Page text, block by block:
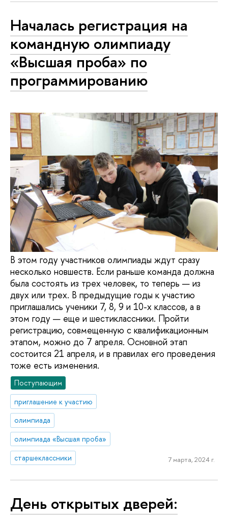
Началась регистрация на
командную олимпиаду
«Высшая проба» по
программированию
В этом году участников олимпиады ждут сразу
несколько новшеств. Если раньше команда должна
была состоять из трех человек, то теперь — из
двух или трех. В предыдущие годы к участию
приглашались ученики 7, 8, 9 и 10-х классов, а в
этом году — еще и шестиклассники. Пройти
регистрацию, совмещенную с квалификационным
этапом, можно до 7 апреля. Основной этап
состоится 21 апреля, и в правилах его проведения
тоже есть изменения.
Поступающим
приглашение к участию
олимпиада
олимпиада «Высшая проба»
старшеклассники
7 марта, 2024 г.
День открытых дверей: